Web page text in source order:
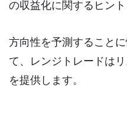
の収益化に関するヒント
方向性を予測すること
て、レンジトレードは
を提供します。